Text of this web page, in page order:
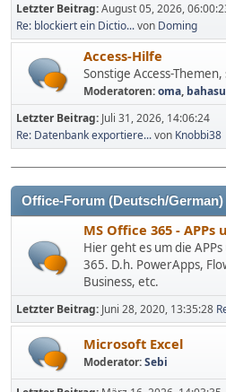
Letzter Beitrag:August 05, 2026,
Re: blockiert ein Dictio...von Doming
Access-Hilfe
Sonstige Access-
Moderatoren:oma, bahasu
Letzter Beitrag: Juli 31, 2026, 14:06:24
Re: Datenbank exportiere...von Knobbi38
Office-Forum (Deutsch/German)
MS Office 365 -
Hier geht es um die
365. D.h. PowerApps,
Business, etc.
Letzter Beitrag: Juni 28, 2020, 13:35:28
Microsoft Excel
Moderator:Sebi